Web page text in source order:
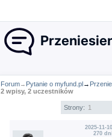
Forum→ Pytanie o myfund.pl→
2 wpisy, 2 uczestników
Strony: 1
2025-11-
270